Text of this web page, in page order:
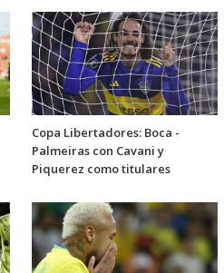
Copa Libertadores: Boca -
Palmeiras con Cavani y
Piquerez como titulares